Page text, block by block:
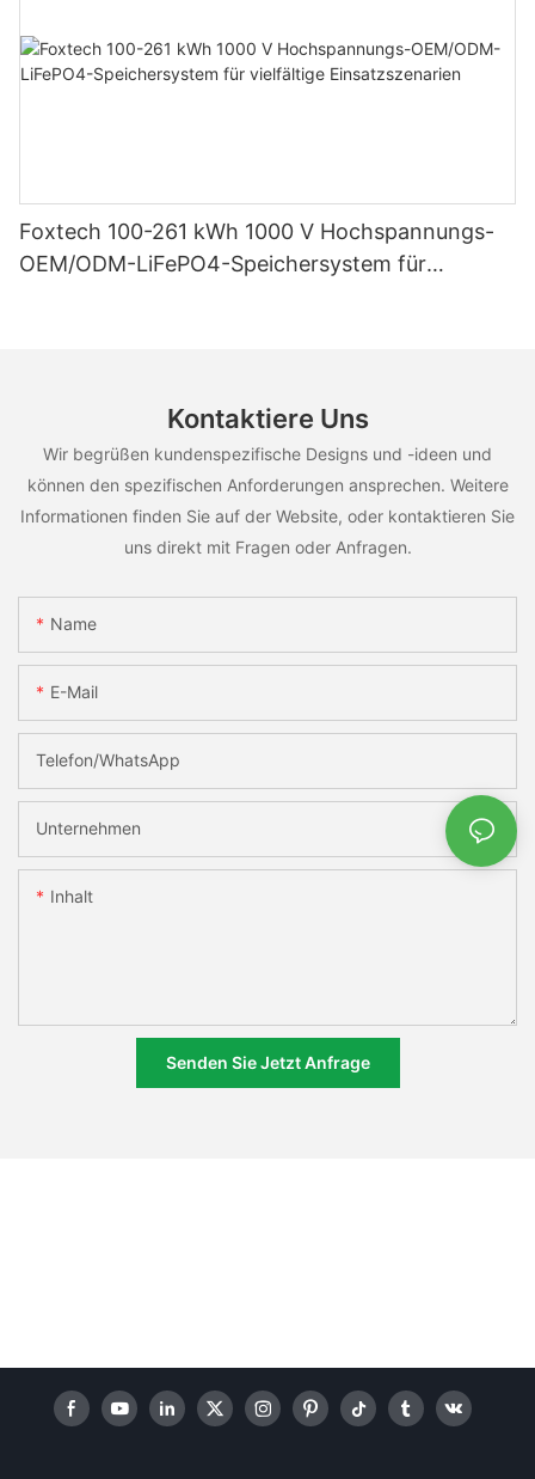
Foxtech 100-261 kWh 1000 V Hochspannungs-
OEM/ODM-LiFePO4-Speichersystem für
Kontaktiere Uns
Wir begrüßen kundenspezifische Designs und -ideen und
können den spezifischen Anforderungen ansprechen. Weitere
Informationen finden Sie auf der Website, oder kontaktieren Sie
uns direkt mit Fragen oder Anfragen.
Name
E-Mail
Telefon/WhatsApp
Unternehmen
Inhalt
Senden Sie Jetzt Anfrage